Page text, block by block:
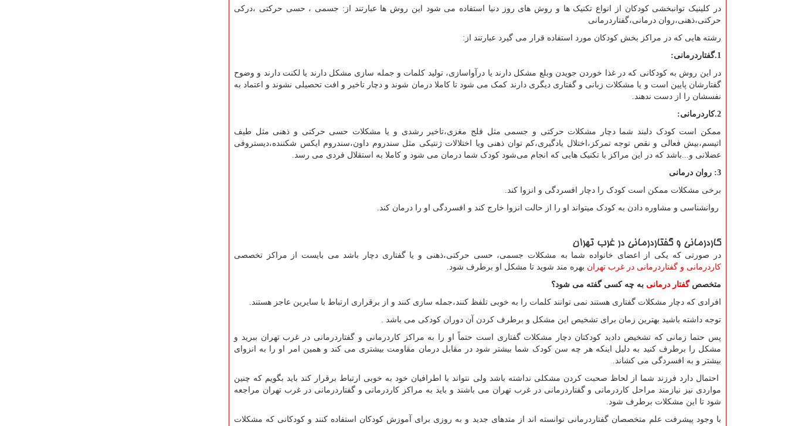
در کلینیک توانبخشی کودکان از انواع تکنیک ها و روش های روز دنیا استفاده می شود این روش ها عبارتند از: جسمی ، حسی حرکتی ،درکی
حرکتی،ذهنی،روان درمانی،گفتاردرمانی
رشته هایی که در مراکز بخش کودکان مورد استفاده قرار می گیرد عبارتند از:
1.گفتاردرمانی:
در این روش به کودکانی که در غذا خوردن جویدن وبلع مشکل دارند یا درآواسازی، تولید کلمات و جمله سازی مشکل دارند یا لکنت دارند و وضوح
گفتارشان پایین است و یا مشکلات زبانی و گفتاری دیگری دارند کمک می شود تا کاملا درمان شوند و دچار تاخیر و افت تحصیلی نشوند و اعتماد به
نفسشان را از دست ندهند.
2.کاردرمانی:
ممکن است کودک دلبند شما دچار مشکلات حرکتی و جسمی مثل فلج مغزی،تاخیر رشدی و یا مشکلات حسی حرکتی و ذهنی مثل طیف
اتیسم،بیش فعالی و نقص توجه تمرکز،اختلال یادگیری،کم توان ذهنی ویا اختلالات ژنتیکی مثل سندروم داون،سندروم ایکس شکننده،دیستروفی
عضلانی و...باشد که در این مراکز با تکنیک هایی که انجام می‌شود کودک شما درمان می شود و کاملا به استقلال فردی می رسد.
3: روان درمانی
برخی مشکلات ممکن است کودک را دچار افسردگی و انزوا کند.
روانشناسی و مشاوره دادن به کودک میتواند او را از حالت انزوا خارج کند و افسردگی او را درمان کند.
کاردرمانی و گفتاردرمانی در غرب تهران
در صورتی که یکی از اعضای خانواده شما به مشکلات جسمی، حسی حرکتی،ذهنی و یا گفتاری دچار باشد می بایست از مراکز تخصصی
کاردرمانی و گفتاردرمانی در غرب تهران بهره مند شوید تا مشکل او برطرف شود.
متخصصگفتار درمانی به چه کسی گفته می شود؟
افرادی که دچار مشکلات گفتاری هستند نمی توانند کلمات را به خوبی تلفظ کنند،جمله سازی کنند و از برقراری ارتباط با سایرین عاجز هستند.
توجه داشته باشید بهترین زمان برای تشخیص این مشکل و برطرف کردن آن دوران کودکی می باشد .
پس حتما زمانی که تشخیص دادید کودکتان دچار مشکلات گفتاری است حتماً او را به مراکز کاردرمانی و گفتاردرمانی در غرب تهران ببرید و
مشکل را برطرف کنید به دلیل اینکه هر چه سن کودک شما بیشتر شود در مقابل درمان مقاومت بیشتری می کند و همین امر او را به انزوای
بیشتر و به افسردگی می کشاند.
احتمال دارد فرزند شما از لحاظ صحبت کردن مشکلی نداشته باشد ولی نتواند با اطرافیان خود به خوبی ارتباط برقرار کند باید بگویم که چنین
مواردی نیز نیازمند مراحل کاردرمانی و گفتاردرمانی در غرب تهران می ‌باشند و باید به مراکز کاردرمانی و گفتاردرمانی در غرب تهران مراجعه
شود تا این مشکلات برطرف شود.
با وجود پیشرفت علم متخصصان گفتاردرمانی توانسته‌ اند از متدهای جدید و به روزی برای آموزش کودکان استفاده کنند و کودکانی که مشکلات